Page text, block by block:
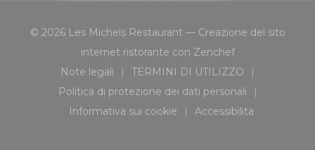
© 2026 Les Michels Restaurant — Creazione del sito
internet ristorante con Zenchef((apre una
Note legali
((apre una nuova finestra))
TERMINI DI UTILIZZO
((apre una nuova
Politica di protezione dei dati personali
((apre una nuova finestra))
Informativa sui cookie
((apre una nuova finestra))
Accessibilita